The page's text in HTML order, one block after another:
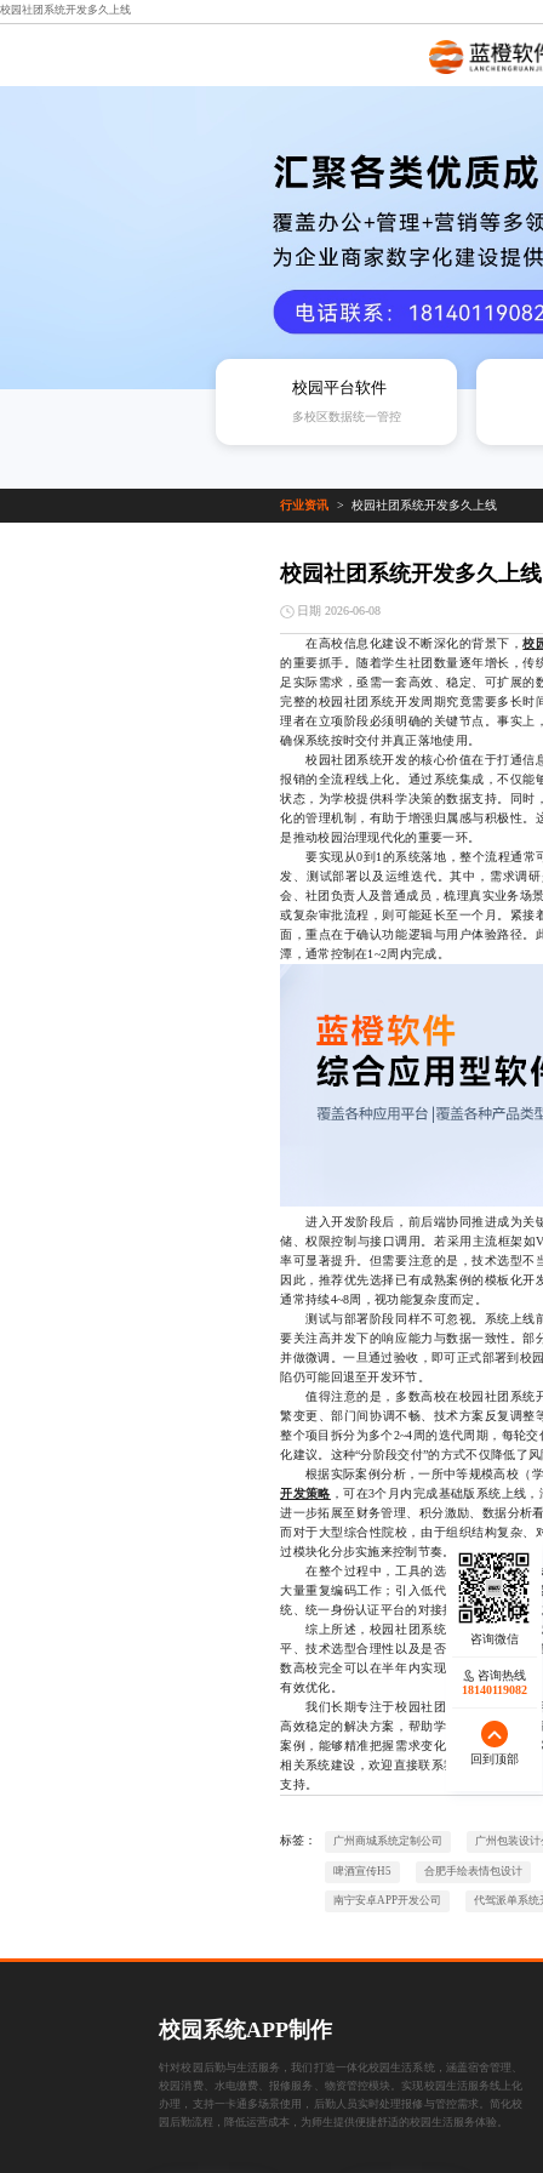
校园社团系统开发多久上线
校园平台软件
多校区数据统一管控
行业资讯 > 校园社团系统开发多久上线
校园社团系统开发多久上线
日期 2026-06-08
在高校信息化建设不断深化的背景下，校
的重要抓手。随着学生社团数量逐年增长，
足实际需求，亟需一套高效、稳定、可扩展
完整的校园社团系统开发周期究竟需要多长
理者在立项阶段必须明确的关键节点。事实
确保系统按时交付并真正落地使用。
校园社团系统开发的核心价值在于打通信
报销的全流程线上化。通过系统集成，不仅
状态，为学校提供科学决策的数据支持。同
化的管理机制，有助于增强归属感与积极性
是推动校园治理现代化的重要一环。
要实现从0到1的系统落地，整个流程通常
发、测试部署以及运维迭代。其中，需求调
会、社团负责人及普通成员，梳理真实业务场
或复杂审批流程，则可能延长至一个月。紧
面，重点在于确认功能逻辑与用户体验路径
潭，通常控制在1~2周内完成。
进入开发阶段后，前后端协同推进成为关
储、权限控制与接口调用。若采用主流框架如
率可显著提升。但需要注意的是，技术选型
因此，推荐优先选择已有成熟案例的模板化
通常持续4~8周，视功能复杂度而定。
测试与部署阶段同样不可忽视。系统上线
要关注高并发下的响应能力与数据一致性。
并做微调。一旦通过验收，即可正式部署到校
陷仍可能回退至开发环节。
值得注意的是，多数高校在校园社团系统
繁变更、部门间协调不畅、技术方案反复调
整个项目拆分为多个2~4周的迭代周期，每轮
化建议。这种“分阶段交付”的方式不仅降低了
根据实际案例分析，一所中等规模高校（学
开发策略 ，可在3个月内完成基础版系统上线
进一步拓展至财务管理、积分激励、数据分析
而对于大型综合性院校，由于组织结构复杂、
过模块化分步实施来控制节奏。
在整个过程中，工具的选择也直接影响开
大量重复编码工作；引入低代码平台则能加
统、统一身份认证平台的对接接口，也能大幅
综上所述，校园社团系统开发并非一蹴而
平、技术选型合理性以及是否采用科学的项
数高校完全可以在半年内实现系统的全面落
有效优化。
我们长期专注于校园社团系统开发领域，
高效稳定的解决方案，帮助学校在合理周期
案例，能够精准把握需求变化，灵活应对各
相关系统建设，欢迎直接联系我们的开发团队
支持。
标签： 广州商城系统定制公司 广州包装设计
啤酒宣传H5 合肥手绘表情包设计
南宁安卓APP开发公司 代驾派单系统
校园系统APP制作
针对校园后勤与生活服务，我们打造一体化校园生活系统，涵盖宿舍管理、
校园消费、水电缴费、报修服务、物资管控模块。实现校园生活服务线上化
办理，支持一卡通多场景使用，后勤人员实时处理报修与管控需求。简化校
园后勤流程，降低运营成本，为师生提供便捷舒适的校园生活服务体验。
咨询热线
18140119082
回到顶部